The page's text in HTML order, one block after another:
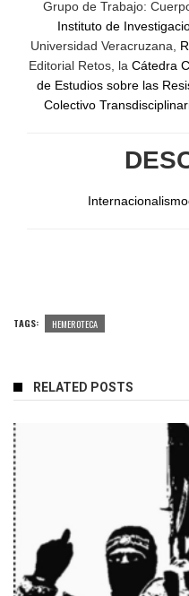
Grupo de Trabajo:
Instituto de
Universidad Veracruzana,
Editorial Retos, la Cátedra
de Estudios sobre las
Colectivo
TAGS: HEMEROTECA
RELATED POSTS